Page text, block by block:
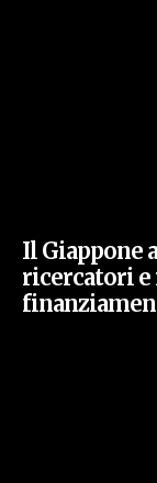
Il Giappone
ricercatori e